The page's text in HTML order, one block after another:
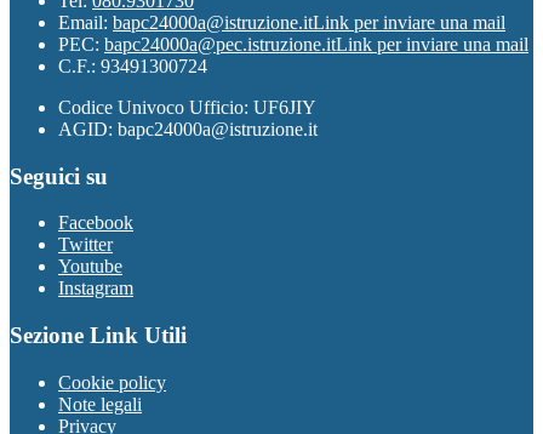
Email: bapc24000a@istruzione.itLink per inviare una mail
PEC: bapc24000a@pec.istruzione.itLink per inviare una mail
C.F.: 93491300724
Codice Univoco Ufficio: UF6JIY
AGID: bapc24000a@istruzione.it
Seguici su
Facebook
Twitter
Youtube
Instagram
Sezione Link Utili
Cookie policy
Note legali
Privacy